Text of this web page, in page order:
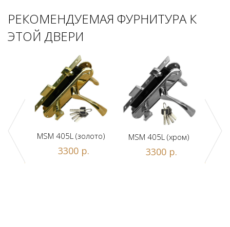
РЕКОМЕНДУЕМАЯ ФУРНИТУРА К
ЭТОЙ ДВЕРИ
MSM 405L (золото)
3300 р.
MSM 405L (хром)
3300 р.